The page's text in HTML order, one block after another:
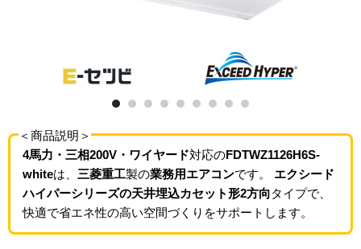
＜商品説明＞
4馬力・三相200V・ワイヤード対応のFDTWZ1126H6S-
whiteは、 三菱重工製の業務用エアコンです。 エクシード
ハイパーシリーズの天井埋込カセット形2方向タイプで、
快適で省エネ性の高い空間づくりをサポートします。